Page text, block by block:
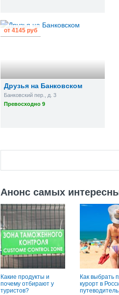
Друзья на Банковском
Банковский пер., д. 3
Превосходно 9
от 4145 руб
Анонс самых
Какие продукты и
почему отбирают у
туристов?
Как выбрать
курорт в